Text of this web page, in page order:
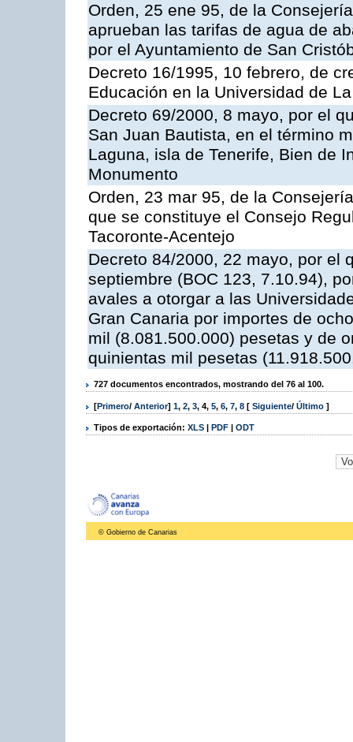
Orden, 25 ene 95, de la
aprueban las tarifas de agua de
por el Ayuntamiento de San
Decreto 16/1995, 10 febrero, de
Educación en la Universidad de
Decreto 69/2000, 8 mayo, por el
San Juan Bautista, en el término
Laguna, isla de Tenerife, Bien de
Monumento
Orden, 23 mar 95, de la
que se constituye el Consejo
Tacoronte-Acentejo
Decreto 84/2000, 22 mayo, por el
septiembre (BOC 123, 7.10.94),
avales a otorgar a las
Gran Canaria por importes de
mil (8.081.500.000) pesetas y de
quinientas mil pesetas
727 documentos encontrados, mostrando del 76 al 100.
[Primero/ Anterior] 1, 2, 3, 4, 5, 6, 7, 8 [ Siguiente/ Último ]
Tipos de exportación: XLS | PDF | ODT
© Gobierno de Canarias